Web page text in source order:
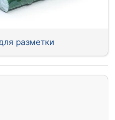
разметки